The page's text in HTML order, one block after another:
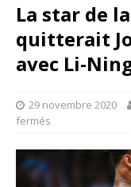
La star de
quitterait
avec Li-
29 novembre 2020
fermés